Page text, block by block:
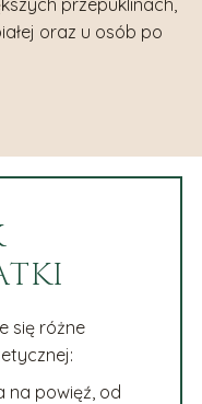
oraz u osób po
się różne
na powięź, od